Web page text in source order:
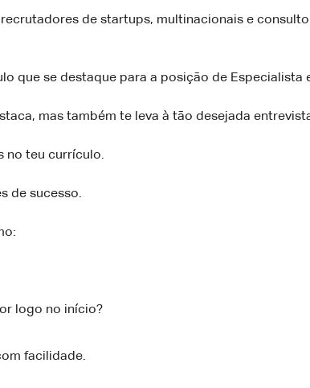
de startups, multinacionais e
que se destaque para a posição de Especialista
mas também te leva à tão desejada
no teu currículo.
de sucesso.
logo no início?
facilidade.